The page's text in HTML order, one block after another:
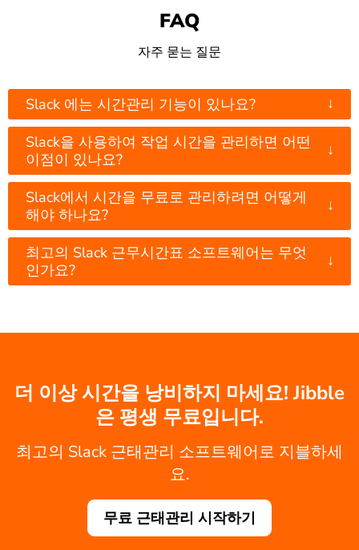
FAQ
자주 묻는 질문
Slack 에는 시간관리 기능이 있나요? ↓
Slack을 사용하여 작업 시간을 관리하면 어떤
이점이 있나요?
↓
Slack에서 시간을 무료로 관리하려면 어떻게
해야 하나요?
↓
최고의 Slack 근무시간표 소프트웨어는 무엇
인가요?
↓
더 이상 시간을 낭비하지 마세요! Jibble
은 평생 무료입니다.
최고의 Slack 근태관리 소프트웨어로 지블하세
요.
무료 근태관리 시작하기